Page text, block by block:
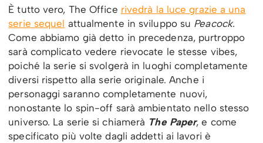
È tutto vero, The Office rivedrà la luce grazie a una
serie sequel attualmente in sviluppo su Peacock.
Come abbiamo già detto in precedenza, purtroppo
sarà complicato vedere rievocate le stesse vibes,
poiché la serie si svolgerà in luoghi completamente
diversi rispetto alla serie originale. Anche i
personaggi saranno completamente nuovi,
nonostante lo spin-off sarà ambientato nello stesso
universo. La serie si chiamerà The Paper, e come
specificato più volte dagli addetti ai lavori è